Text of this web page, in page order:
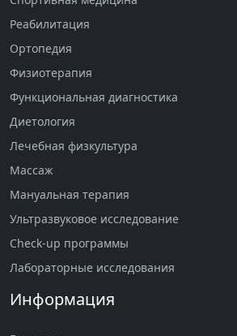
Реабилитация
Ортопедия
Физиотерапия
Функциональная диагностика
Диетология
Лечебная физкультура
Массаж
Мануальная терапия
Ультразвуковое исследование
Check-up программы
Лабораторные исследования
Информация